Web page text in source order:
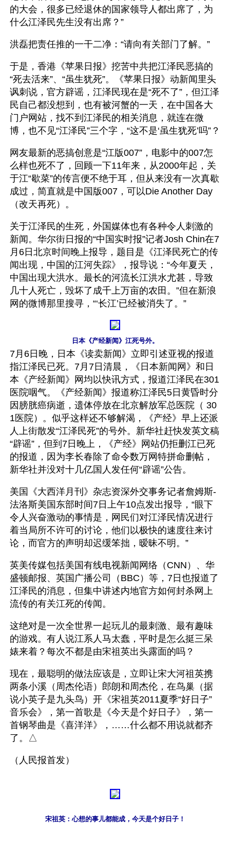
的大会，很多已经退休的国家领导人都出席了，为
什么江泽民先生没有出席？”
洪磊把责任推的一干二净：“请向有关部门了解。”
于是，香港《苹果日报》挖苦中共把江泽民恶搞的
“死去活来”、“虽生犹死”。《苹果日报》动新闻里头
讽刺说，官方辟谣，江泽民现在是“死不了”，但江泽
民自己都没想到，也有被河蟹的一天，在中国各大
门户网站，找不到江泽民的相关消息，就连在微
博，也不见“江泽民”三个字，“这不是‘虽生犹死’吗”？
网友最新的恶搞创意是“江版007”，电影中的007怎
么样也死不了，回顾一下11年来，从2000年起，关
于江“歇菜”的传言便不绝于耳，但从来没有一次真歇
成过，简直就是中国版007，可以Die Another Day
（改天再死）。
关于江泽民的生死，外国媒体也有各种令人刺激的
新闻。华尔街日报的“中国实时报”记者Josh Chin在7
月6日北京时间晚上报导，题目是《江泽民死亡的传
闻出现，中国的江河失踪》，报导说：“今年夏天，
中国出现大洪水。最长的河流长江洪水尤甚，导致
几十人死亡，毁坏了成千上万亩的农田。”但在新浪
网的微博那里搜寻，“‘长江’已经被消失了。”
日本《产经新闻》江死号外。
7月6日晚，日本《读卖新闻》立即引述亚视的报道
指江泽民已死。7月7日清晨，《日本新闻网》和日
本《产经新闻》网均以快讯方式，报道江泽民在301
医院咽气。《产经新闻》报道称江泽民5日黄昏时分
因膀胱癌病逝，遗体停放在北京解放军总医院（ 30
1医院）。似乎这样还不够解渴，《产经》早上还派
人上街散发“江泽民死”的号外。新华社赶快发英文稿
“辟谣”，但到7日晚上，《产经》网站仍拒删江已死
的报道，因为李长春除了命令数万网特拼命删帖，
新华社并没对十几亿国人发任何“辟谣”公告。
美国《大西洋月刊》杂志资深外交事务记者詹姆斯-
法洛斯美国东部时间7日上午10点发出报导，“眼下
令人兴奋激动的事情是，网民们对江泽民情况进行
着当局所不许可的讨论，他们以极快的速度往来讨
论，而官方的声明却迟缓笨拙，暧昧不明。”
英美传媒包括美国有线电视新闻网络（CNN）、华
盛顿邮报、英国广播公司（BBC）等，7日也报道了
江泽民的消息，但集中讲述内地官方如何封杀网上
流传的有关江死的传闻。
这绝对是一次全世界一起玩儿的最刺激、最有趣味
的游戏。有人说江系人马太蠢，平时是怎么挺三呆
婊来着？每次不都是由宋祖英出头露面的吗？
现在，最聪明的做法应该是，立即让宋大河祖英携
两条小溪（周杰伦语）郎朗和周杰伦，在鸟巢（据
说小英子是九头鸟）开《宋祖英2011夏季“好日子”
音乐会》，第一首歌是《今天是个好日子》，第一
首钢琴曲是《喜洋洋》，……什么都不用说就都齐
了。△
（人民报首发）
宋祖英：心想的事儿都能成，今天是个好日子！